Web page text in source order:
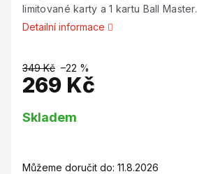
limitované karty a 1 kartu Ball Master.
Detailní informace
349 Kč –22 %
269 Kč
cena:
Skladem
Můžeme doručit do: 11.8.2026